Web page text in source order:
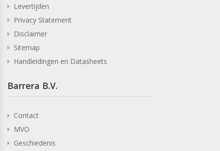
Levertijden
Privacy Statement
Disclaimer
Sitemap
Handleidingen en Datasheets
Barrera B.V.
Contact
MVO
Geschiedenis